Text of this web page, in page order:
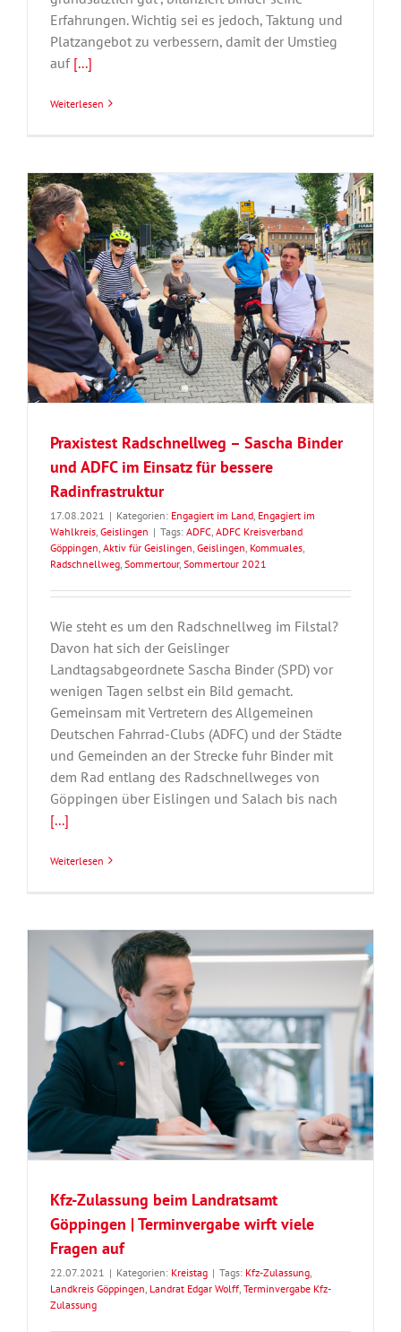
Erfahrungen. Wichtig sei es jedoch, Taktung und
Platzangebot zu verbessern, damit der Umstieg
auf [...]
Weiterlesen
Praxistest Radschnellweg – Sascha Binder
und ADFC im Einsatz für bessere
Radinfrastruktur
17.08.2021 | Kategorien: Engagiert im Land Engagiert im
Wahlkreis Geislingen | Tags: ADFC ADFC Kreisverband
Göppingen Aktiv für Geislingen Geislingen Kommuales
Radschnellweg Sommertour, Sommertour 2021
Wie steht es um den Radschnellweg im Filstal?
Davon hat sich der Geislinger
Landtagsabgeordnete Sascha Binder (SPD) vor
wenigen Tagen selbst ein Bild gemacht.
Gemeinsam mit Vertretern des Allgemeinen
Deutschen Fahrrad-Clubs (ADFC) und der Städte
und Gemeinden an der Strecke fuhr Binder mit
dem Rad entlang des Radschnellweges von
Göppingen über Eislingen und Salach bis nach
[...]
Weiterlesen
Kfz-Zulassung beim Landratsamt
Göppingen | Terminvergabe wirft viele
Fragen auf
22.07.2021 | Kategorien: Kreistag | Tags: Kfz-Zulassung
Landkreis Göppingen Landrat Edgar Wolff Terminvergabe Kfz-
Zulassung